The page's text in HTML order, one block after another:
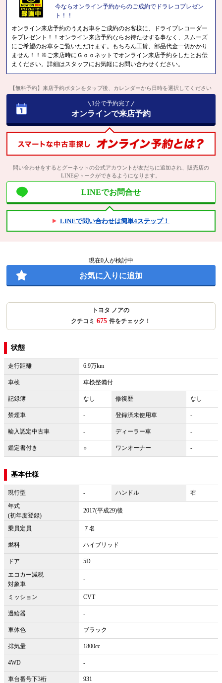
今ならオンライン予約からのご成約でドラレコプレゼン
ト！！
オンライン来店予約のうえお車をご成約のお客様に、ドライブレコーダー
をプレゼント！！オンライン来店予約ならお待たせする事なく、スムーズ
にご希望のお車をご覧いただけます。もちろん工賃、部品代金一切かかり
ません！！※ご来店時にＧｏｏネットでオンライン来店予約をしたとお伝
えください。詳細はスタッフにお気軽にお問い合わせください。
【無料予約】来店予約ボタンをタップ後、カレンダーから日時を選択してください
1分で予約完了
オンラインで来店予約
問い合わせをするとグーネットの公式アカウントが友だちに追加され、販売店の
LINE@トークができるようになります。
LINEでお問合せ
LINEで問い合わせは簡単4ステップ！
現在0人が検討中
お気に入りに追加
トヨタ ノアの
クチコミ 675 件をチェック！
状態
走行距離 6.9万km
車検 車検整備付
記録簿 なし 修復歴 なし
禁煙車 - 登録済未使用車 -
輸入認定中古車 - ディーラー車 -
鑑定書付き ○ ワンオーナー -
基本仕様
現行型 - ハンドル
右
年式
(初年度登録)
2017(平成29)後
乗員定員 ７名
燃料 ハイブリッド
ドア
5D
エコカー減税
対象車
-
ミッション CVT
過給器 -
車体色 ブラック
排気量 1800cc
4WD -
車台番号下3桁 931